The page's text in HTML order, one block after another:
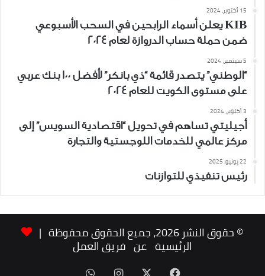
15 أكتوبر، 2024
KIB يعلن أسماء الرابحين في السحب الأسبوعي
ضمن حملة حساب الدروازة لعام 2024
5 سبتمبر، 2024
“الوطني” يتصدر قائمة “ذي بانكر” لأفضل 100 بنك عربي
على مستوى الكويت للعام 2024
3 أكتوبر، 2024
أجيليتي تساهم في تحويل “اقتصادية السويس” إلى
مركز عالمي للخدمات اللوجستية والتجارة
22 يونيو، 2025
رئيس تنفيذي للتوازنات
© حقوق النشر 2026، جميع الحقوق محفوظة |
الرئيسية عن فريق العمل